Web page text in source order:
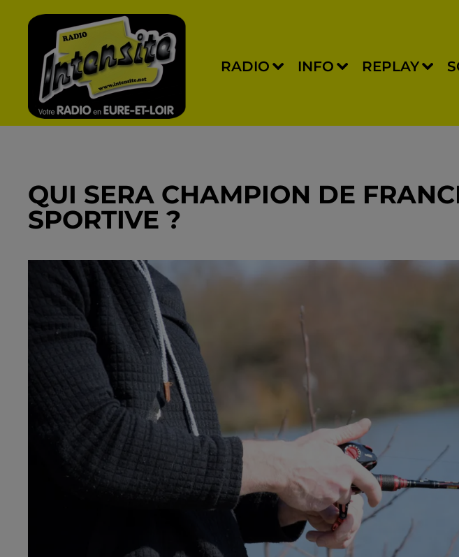
RADIO INFO REPLAY
QUI SERA CHAMPION DE
SPORTIVE ?